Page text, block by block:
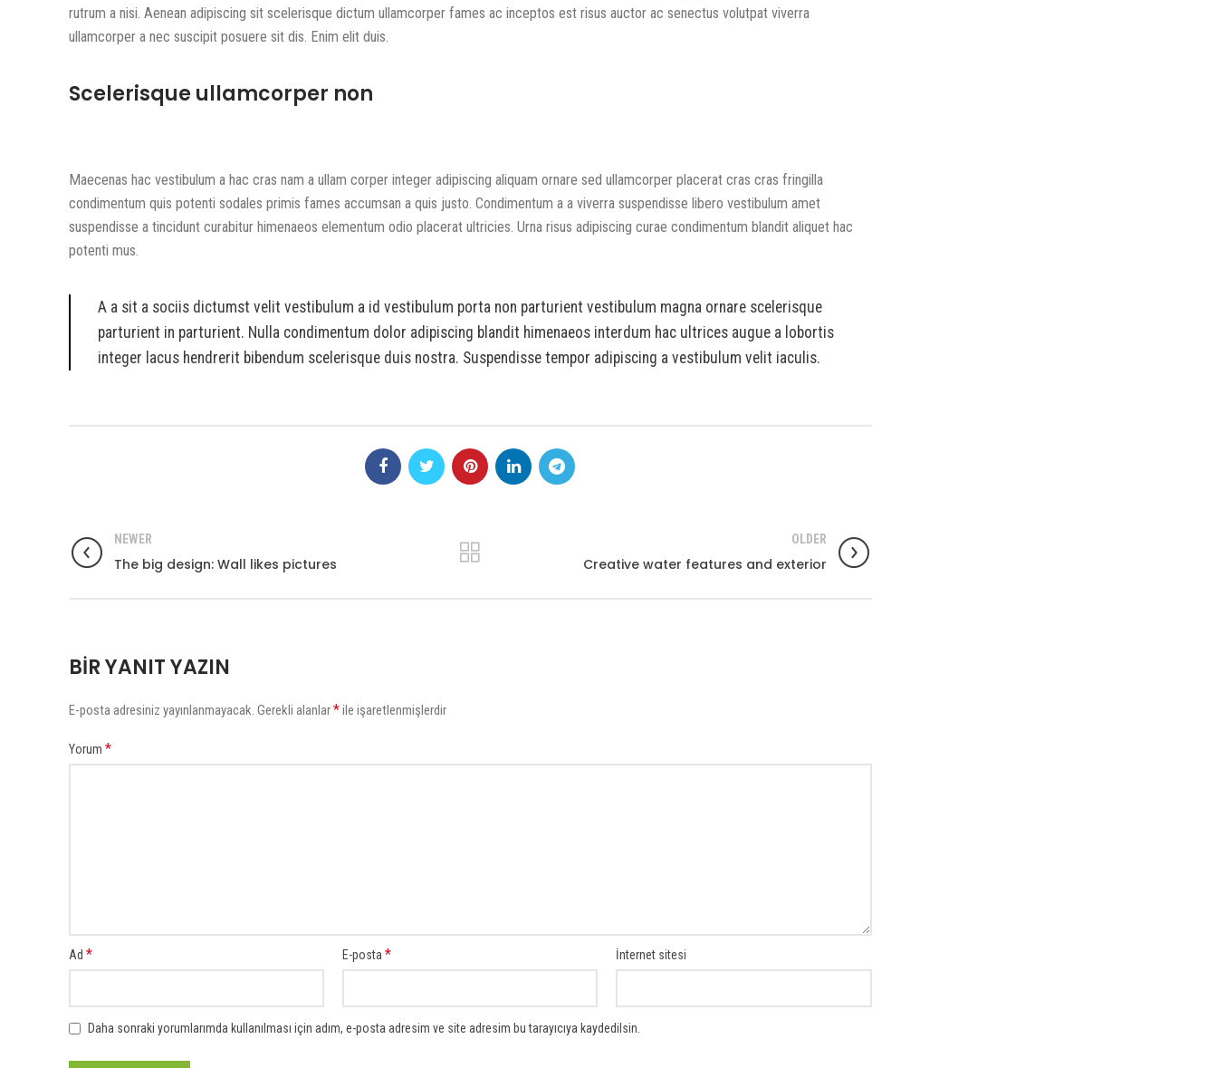
rutrum a nisi. Aenean adipiscing sit scelerisque dictum ullamcorper fames ac inceptos est risus auctor ac senectus volutpat viverra
ullamcorper a nec suscipit posuere sit dis. Enim elit duis.
Scelerisque ullamcorper non
Maecenas hac vestibulum a hac cras nam a ullam corper integer adipiscing aliquam ornare sed ullamcorper placerat cras cras fringilla
condimentum quis potenti sodales primis fames accumsan a quis justo. Condimentum a a viverra suspendisse libero vestibulum amet
suspendisse a tincidunt curabitur himenaeos elementum odio placerat ultricies. Urna risus adipiscing curae condimentum blandit aliquet hac
potenti mus.
A a sit a sociis dictumst velit vestibulum a id vestibulum porta non parturient vestibulum magna ornare scelerisque
parturient in parturient. Nulla condimentum dolor adipiscing blandit himenaeos interdum hac ultrices augue a lobortis
integer lacus hendrerit bibendum scelerisque duis nostra. Suspendisse tempor adipiscing a vestibulum velit iaculis.
NEWER
The big design: Wall likes pictures
OLDER
Creative water features and exterior
BIR YANIT YAZIN
E-posta adresiniz yayınlanmayacak. Gerekli alanlar*ile işaretlenmişlerdir
Yorum *
Ad * E-posta* İnternet sitesi
Daha sonraki yorumlarımda kullanılması için adım, e-posta adresim ve site adresim bu tarayıcıya kaydedilsin.